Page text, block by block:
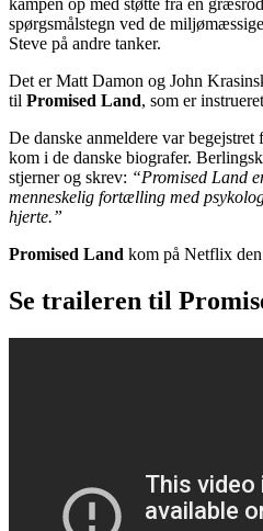
spørgsmålstegn ved de
Steve på andre tanker.
Det er Matt Damon og John
til Promised Land, som er
De danske anmeldere var
kom i de danske biografer.
stjerner og skrev: “Promised Land
menneskelig fortælling med
hjerte.”
Promised Land kom på Netflix
Se traileren til